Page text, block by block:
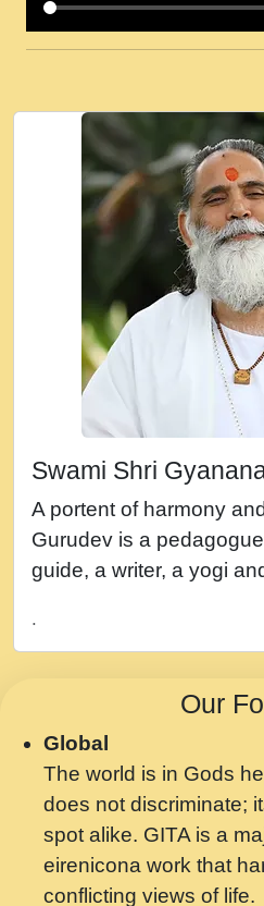
कई पकड क मर हथ र मह
Ki - Krishna Bhajan -
#Ishwar Bhakti.mp3
जब से गीता ज्ञान पाया मैं
Rishikesh - Ratan Ji
तन हल दल द सनव मड
गल लग जव त सर उतत हथ रख
तू कर प्रीतम से प्रीत, यूहीं
2018 - Rishikesh -
Maharaj.mp3
न म गवद गपल गद फर,
नह भरस रह लडडल...
सहर चरण क .....mp3
बगड नसब कसन सवर तर
shastri ji maharaj.mp3
Chahe Ram Ho Chahe
मझ अपन जवन बनन न
Shri ravinandan shastri
मन अशांत मंत्र जाप -
Gyananand Ji
मन बध लय परम वल कगन
Swami Shri
A portent of harmony
Gurudev is a
guide, a writer, a yogi
.
Our
Global
The world is in Gods
does not discriminate;
spot alike. GITA is a
eirenicona work that
conflicting views of life.